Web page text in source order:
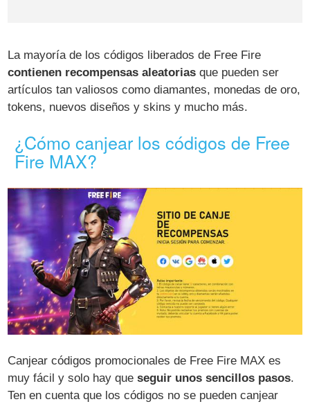
La mayoría de los códigos liberados de Free Fire
contienen recompensas aleatorias que pueden ser
artículos tan valiosos como diamantes, monedas de oro,
tokens, nuevos diseños y skins y mucho más.
¿Cómo canjear los códigos de Free
Fire MAX?
Canjear códigos promocionales de Free Fire MAX es
muy fácil y solo hay queseguir unos sencillos pasos.
Ten en cuenta que los códigos no se pueden canjear